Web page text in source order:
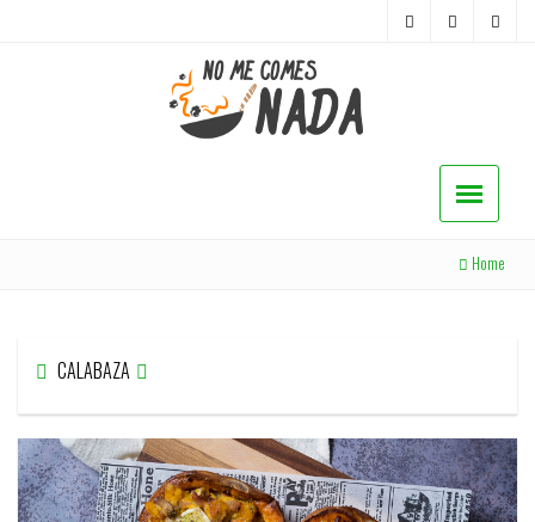
Home
CALABAZA